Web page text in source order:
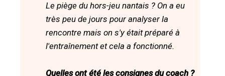
Le piège du hors-jeu nantais ? On a eu
très peu de jours pour analyser la
rencontre mais on s'y était préparé à
l'entraînement et cela a fonctionné.
Quelles ont été les consignes du coach ?